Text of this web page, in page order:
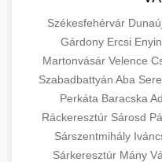
Székesfehérvár
Gárdony Ercsi
Martonvásár Velence
Szabadbattyán Aba
Perkáta Baracska
Ráckeresztúr Sárosd
Sárszentmihály
Sárkeresztúr Mány